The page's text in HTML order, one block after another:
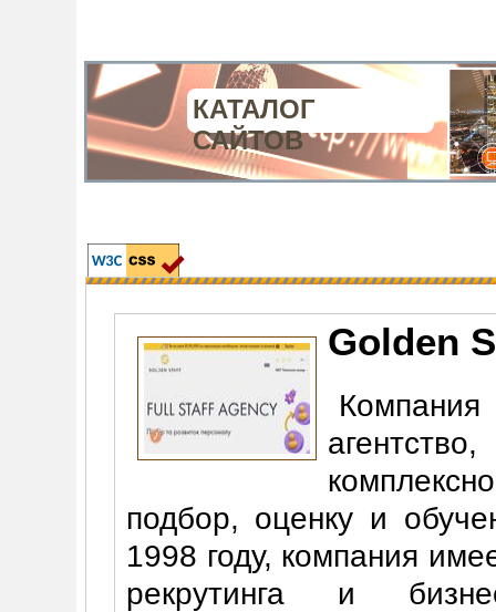
КАТАЛОГ
САЙТОВ
Golden
подбор, оценку и
1998 году, компания
рекрутинга и